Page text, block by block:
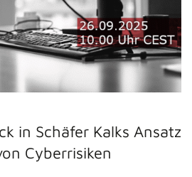
in Schäfer Kalks Ansatz
Cyberrisiken